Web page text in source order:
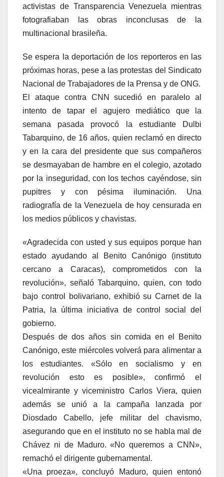
activistas de Transparencia Venezuela mientras
fotografiaban las obras inconclusas de la
multinacional brasileña.
Se espera la deportación de los reporteros en las
próximas horas, pese a las protestas del Sindicato
Nacional de Trabajadores de la Prensa y de ONG.
El ataque contra CNN sucedió en paralelo al
intento de tapar el agujero mediático que la
semana pasada provocó la estudiante Dulbi
Tabarquino, de 16 años, quien reclamó en directo
y en la cara del presidente que sus compañeros
se desmayaban de hambre en el colegio, azotado
por la inseguridad, con los techos cayéndose, sin
pupitres y con pésima iluminación. Una
radiografía de la Venezuela de hoy censurada en
los medios públicos y chavistas.
«Agradecida con usted y sus equipos porque han
estado ayudando al Benito Canónigo (instituto
cercano a Caracas), comprometidos con la
revolución», señaló Tabarquino, quien, con todo
bajo control bolivariano, exhibió su Carnet de la
Patria, la última iniciativa de control social del
gobierno.
Después de dos años sin comida en el Benito
Canónigo, este miércoles volverá para alimentar a
los estudiantes. «Sólo en socialismo y en
revolución esto es posible», confirmó el
vicealmirante y viceministro Carlos Viera, quien
además se unió a la campaña lanzada por
Diosdado Cabello, jefe militar del chavismo,
asegurando que en el instituto no se habla mal de
Chávez ni de Maduro. «No queremos a CNN»,
remachó el dirigente gubernamental.
«Una proeza», concluyó Maduro, quien entonó